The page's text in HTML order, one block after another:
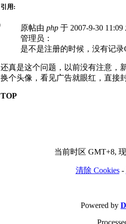
引用:
原帖由 php 于 2007-9-30 11:09
管理员：
是不是注册的时候，没有记录
还真是这个问题，以前没有注意，
换个头像，看见广告就眼红，直接
TOP
当前时区 GMT+8,
清除 Cookies-
Powered by